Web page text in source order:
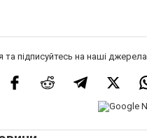
та підписуйтесь на наші джерела